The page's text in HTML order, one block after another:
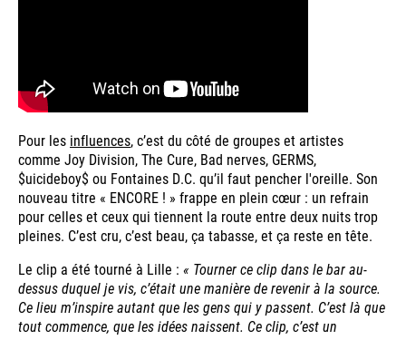
Pour les influences, c’est du côté de groupes et artistes
comme Joy Division, The Cure, Bad nerves, GERMS,
$uicideboy$ ou Fontaines D.C. qu’il faut pencher l'oreille. Son
nouveau titre « ENCORE ! » frappe en plein cœur : un refrain
pour celles et ceux qui tiennent la route entre deux nuits trop
pleines. C’est cru, c’est beau, ça tabasse, et ça reste en tête.
Le clip a été tourné à Lille : « Tourner ce clip dans le bar au-
dessus duquel je vis, c’était une manière de revenir à la source.
Ce lieu m’inspire autant que les gens qui y passent. C’est là que
tout commence, que les idées naissent. Ce clip, c’est un